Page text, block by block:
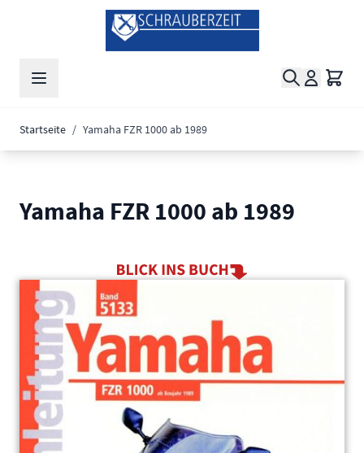
Zum Inhalt springen
Suche
Startseite / Yamaha FZR 1000 ab 1989
Yamaha FZR 1000 ab 1989
Main image
Click to view image in fullscreen